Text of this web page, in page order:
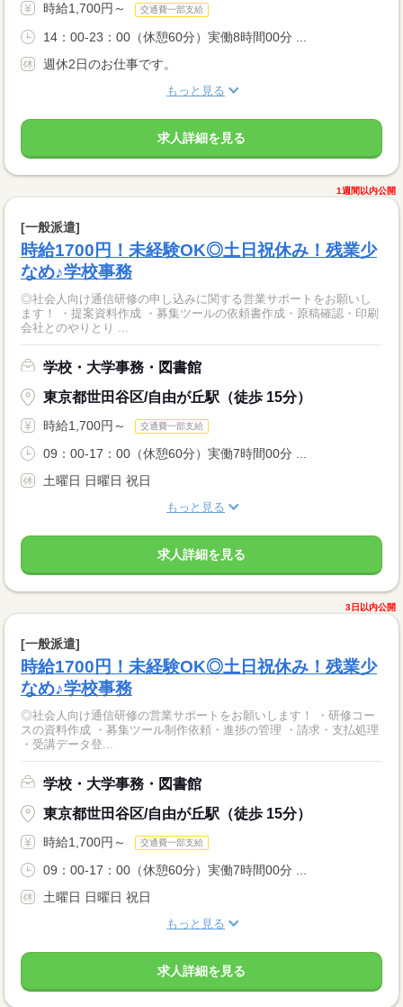
時給1,700円～ 交通費一部支給
14：00-23：00（休憩60分）実働8時間00分 ...
週休2日のお仕事です。
もっと見る
求人詳細を見る
1週間以内公開
[一般派遣]
時給1700円！未経験OK◎土日祝休み！残業少
なめ♪学校事務
◎社会人向け通信研修の申し込みに関する営業サポートをお願いし
ます！ ・提案資料作成 ・募集ツールの依頼書作成・原稿確認・印刷
会社とのやりとり ...
学校・大学事務・図書館
東京都世田谷区/自由が丘駅（徒歩 15分）
時給1,700円～ 交通費一部支給
09：00-17：00（休憩60分）実働7時間00分 ...
土曜日 日曜日 祝日
もっと見る
求人詳細を見る
3日以内公開
[一般派遣]
時給1700円！未経験OK◎土日祝休み！残業少
なめ♪学校事務
◎社会人向け通信研修の営業サポートをお願いします！ ・研修コー
スの資料作成 ・募集ツール制作依頼・進捗の管理 ・請求・支払処理
・受講データ登...
学校・大学事務・図書館
東京都世田谷区/自由が丘駅（徒歩 15分）
時給1,700円～ 交通費一部支給
09：00-17：00（休憩60分）実働7時間00分 ...
土曜日 日曜日 祝日
もっと見る
求人詳細を見る